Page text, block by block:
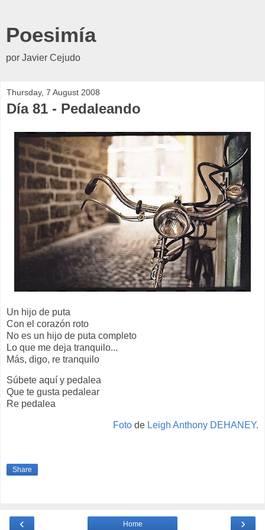
Poesimía
por Javier Cejudo
Thursday, 7 August 2008
Día 81 - Pedaleando
Un hijo de puta
Con el corazón roto
No es un hijo de puta completo
Lo que me deja tranquilo...
Más, digo, re tranquilo
Súbete aquí y pedalea
Que te gusta pedalear
Re pedalea
Foto de Leigh Anthony DEHANEY.
Share
‹ ›
Home